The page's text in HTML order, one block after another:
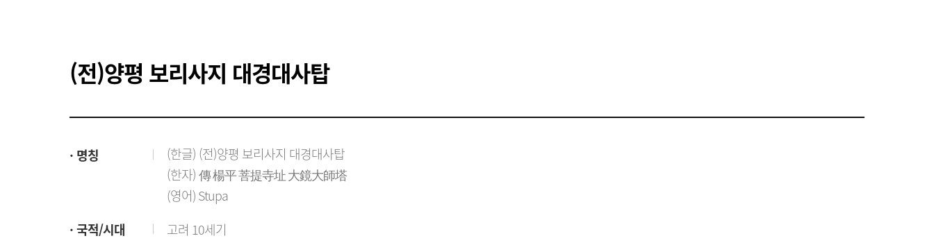
(전)양평 보리사지 대경대사탑
명칭
(한글) (전)양평 보리사지 대경대사탑
(한자) 傳 楊平 菩提寺址 大鏡大師塔
(영어) Stupa
국적/시대
고려 10세기